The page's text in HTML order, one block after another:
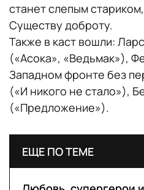
станет слепым
Существу доброту.
Также в каст вошли:
(«Асока», «Ведьмак»),
Западном фронте без
(«И никого не стало»),
(«Предложение»).
ЕЩЕ ПО ТЕМЕ